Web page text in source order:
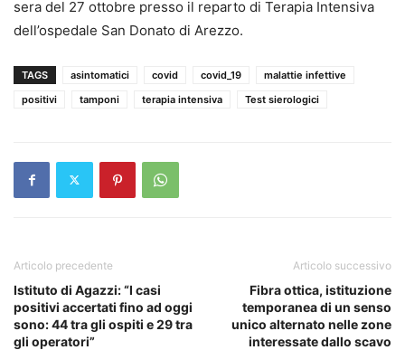
sera del 27 ottobre presso il reparto di Terapia Intensiva
dell’ospedale San Donato di Arezzo.
TAGS asintomatici covid covid_19
malattie infettive
positivi
tamponi terapia intensiva Test sierologici
Articolo precedente
Istituto di Agazzi: “I casi
positivi accertati fino ad oggi
sono: 44 tra gli ospiti e 29 tra
gli operatori”
Articolo successivo
Fibra ottica, istituzione
temporanea di un senso
unico alternato nelle zone
interessate dallo scavo